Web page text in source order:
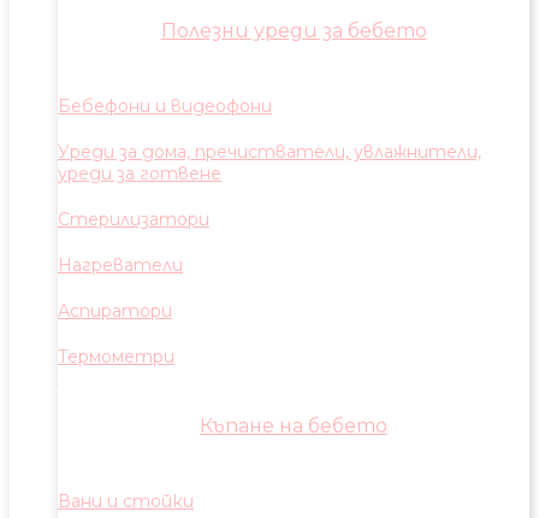
Полезни уреди за бебето
Бебефони и видеофони
Уреди за дома, пречистватели, увлажнители,
уреди за готвене
Стерилизатори
Нагреватели
Аспиратори
Термометри
Къпане на бебето
Вани и стойки